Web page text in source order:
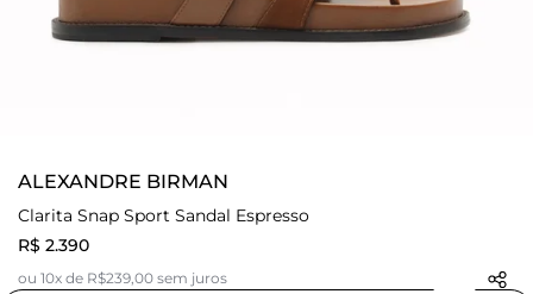
ALEXANDRE BIRMAN
Clarita Snap Sport Sandal Espresso
R$ 2.390
ou 10x de R$239,00 sem juros